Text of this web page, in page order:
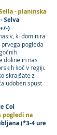
- planinska
- Selva
+/-)
ki dominira
pogleda
doline in nas
koč v regiji.
skrajšate z
udoben spust
Col
pogledi na
(*3-4 ure